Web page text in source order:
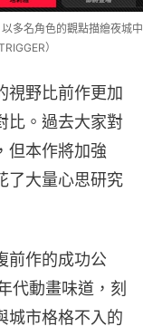
多名角色的觀點描繪夜城中
）
視野比前作更加
比。過去大家對
但本作將加強
了大量心思研究
前作的成功公
代動畫味道，刻
城市格格不入的